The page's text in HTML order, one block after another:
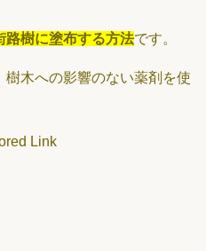
路樹に塗布する方法です。
木への影響のない薬剤を使
Link